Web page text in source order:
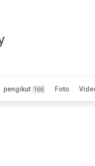
pengikut 166 Foto